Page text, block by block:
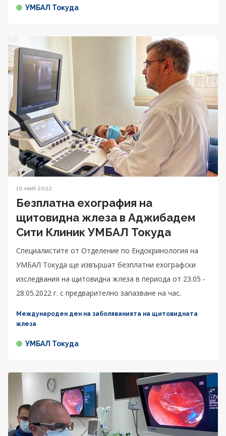
УМБАЛ Токуда
10 май 2022
Безплатна ехография на
щитовидна жлеза в Аджибадем
Сити Клиник УМБАЛ Токуда
Специалистите от Oтделение по Ендокринология на
УМБАЛ Токуда ще извършат безплатни ехографски
изследвания на щитовидна жлеза в периода от 23.05 -
28.05.2022 г. с предварително запазване на час.
Международен ден на заболяванията на щитовидната
жлеза
УМБАЛ Токуда